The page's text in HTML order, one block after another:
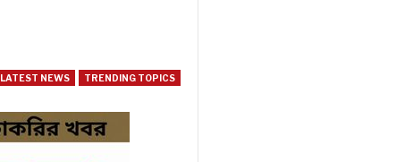
LATEST NEWS TRENDING TOPICS